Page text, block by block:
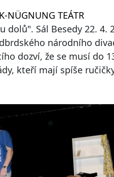
TEÁTR
dolů". Sál Besedy 22. 4.
národního
dozví, že se musí do
kteří mají spíše